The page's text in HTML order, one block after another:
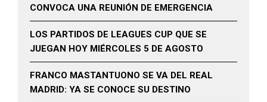
CONVOCA UNA REUNIÓN DE EMERGENCIA
LOS PARTIDOS DE LEAGUES CUP QUE SE
JUEGAN HOY MIÉRCOLES 5 DE AGOSTO
FRANCO MASTANTUONO SE VA DEL REAL
MADRID: YA SE CONOCE SU DESTINO